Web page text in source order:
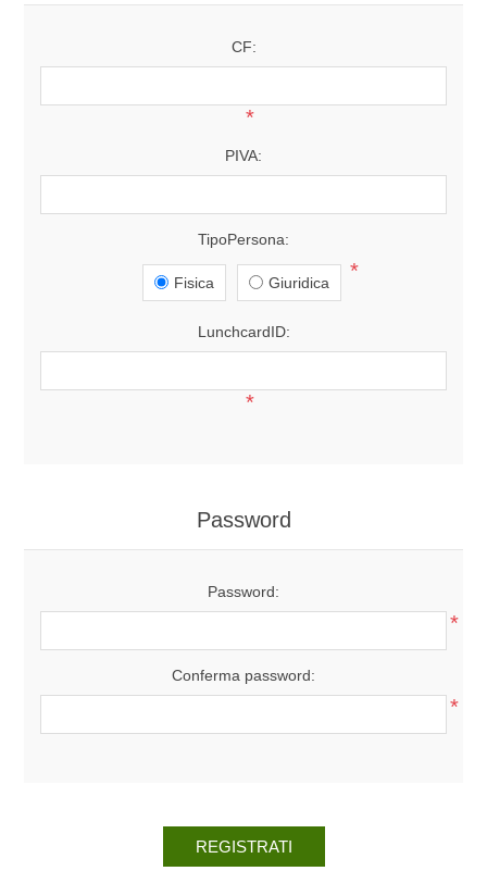
CF:
*
PIVA:
TipoPersona:
Fisica Giuridica *
LunchcardID:
*
Password
Password:
*
Conferma password:
*
REGISTRATI